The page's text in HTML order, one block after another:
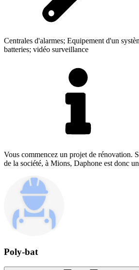
Centrales d'alarmes; Equipement d'un
batteries; vidéo surveillance
Vous commencez un projet de rénovation.
de la société, à Mions, Daphone est donc
Poly-bat